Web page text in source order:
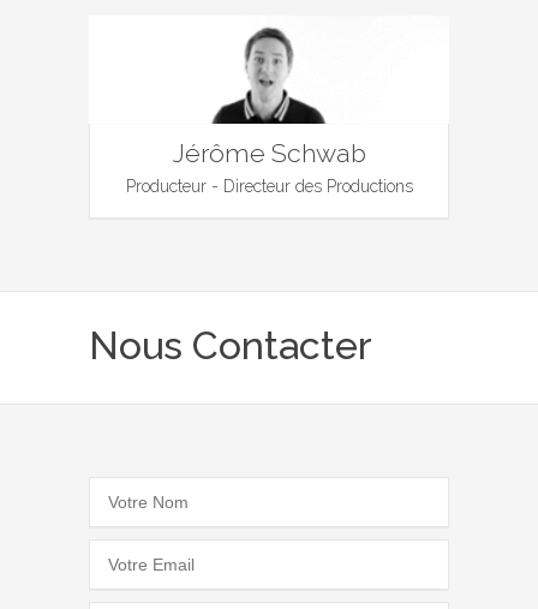
Jérôme Schwab
Producteur - Directeur des Productions
Nous Contacter